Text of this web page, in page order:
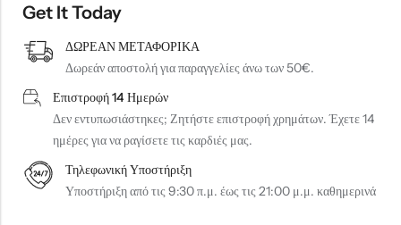
Get It Today
ΔΩΡΕΑΝ ΜΕΤΑΦΟΡΙΚΑ
Δωρεάν αποστολή για παραγγελίες άνω των 50€.
Επιστροφή 14 Ημερών
Δεν εντυπωσιάστηκες; Ζητήστε επιστροφή χρημάτων. Έχετε 14
ημέρες για να ραγίσετε τις καρδιές μας.
Τηλεφωνική Υποστήριξη
Υποστήριξη από τις 9:30 π.μ. έως τις 21:00 μ.μ. καθημερινά